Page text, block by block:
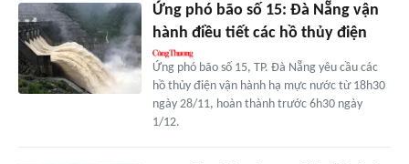
Ứng phó bão số 15: Đà Nẵng vận
hành điều tiết các hồ thủy điện
Ứng phó bão số 15, TP. Đà Nẵng yêu cầu các
hồ thủy điện vận hành hạ mực nước từ 18h30
ngày 28/11, hoàn thành trước 6h30 ngày
1/12.